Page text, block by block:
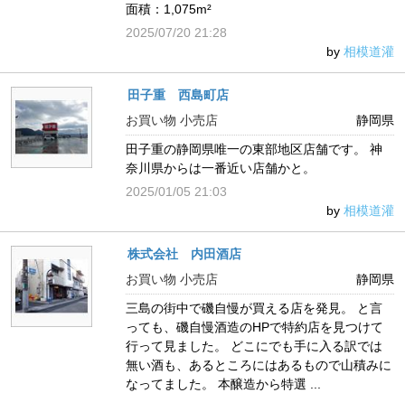
面積：1,075m²
2025/07/20 21:28
by 相模道灌
田子重 西島町店
静岡県
お買い物 小売店
田子重の静岡県唯一の東部地区店舗です。 神
奈川県からは一番近い店舗かと。
2025/01/05 21:03
by 相模道灌
株式会社 内田酒店
静岡県
お買い物 小売店
三島の街中で磯自慢が買える店を発見。 と言
っても、磯自慢酒造のHPで特約店を見つけて
行って見ました。 どこにでも手に入る訳では
無い酒も、あるところにはあるもので山積みに
なってました。 本醸造から特選 ...